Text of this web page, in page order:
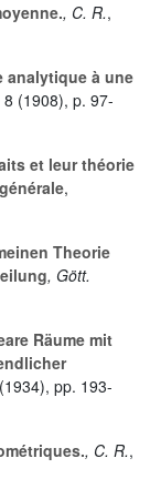
, C. R.,
analytique à une
8 (1908), p. 97-
et leur théorie
,
Theorie
, Gött.
Räume mit
(1934), pp. 193-
, C. R.,